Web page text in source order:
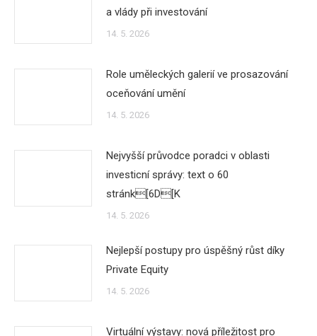
a vlády při investování
14. 5. 2026
Role uměleckých galerií ve prosazování
oceňování umění
14. 5. 2026
Nejvyšší průvodce poradci v oblasti
investicní správy: text o 60
stránk[6D[K
14. 5. 2026
Nejlepší postupy pro úspěšný růst díky
Private Equity
14. 5. 2026
Virtuální výstavy: nová příležitost pro